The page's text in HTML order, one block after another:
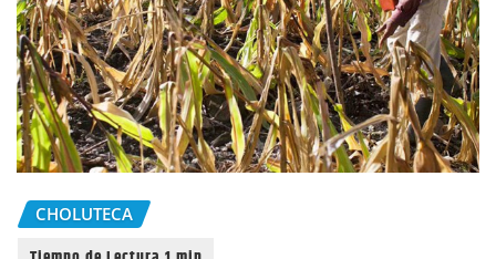
CHOLUTECA